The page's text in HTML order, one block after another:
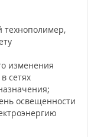
изменения
сетях
освещенности